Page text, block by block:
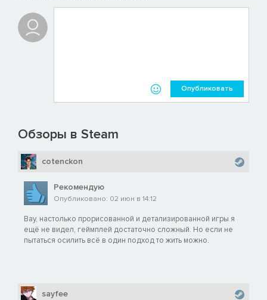
Опубликовать
Обзоры в Steam
cotenckon
Рекомендую
Опубликовано: 02 июн в 14:12
Вау, настолько прорисованной и детализированной игры я
ещё не видел, геймплей достаточно сложный. Но если не
пытаться осилить всё в один подход то жить можно.
sayfee